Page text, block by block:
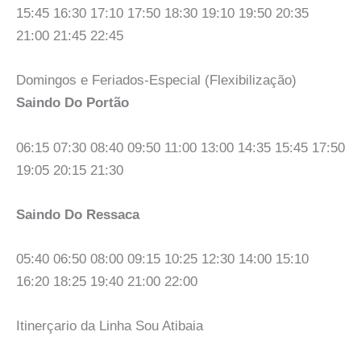
15:45 16:30 17:10 17:50 18:30 19:10 19:50 20:35
21:00 21:45 22:45
Domingos e Feriados-Especial (Flexibilização)
Saindo Do Portão
06:15 07:30 08:40 09:50 11:00 13:00 14:35 15:45 17:50
19:05 20:15 21:30
Saindo Do Ressaca
05:40 06:50 08:00 09:15 10:25 12:30 14:00 15:10
16:20 18:25 19:40 21:00 22:00
Itinerçario da Linha Sou Atibaia